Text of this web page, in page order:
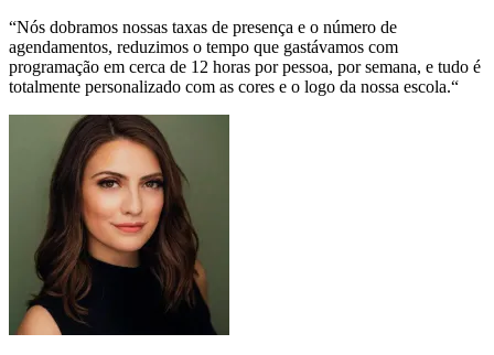
“Nós dobramos nossas taxas de presença e o número de
agendamentos, reduzimos o tempo que gastávamos com
programação em cerca de 12 horas por pessoa, por semana, e tudo é
totalmente personalizado com as cores e o logo da nossa escola.“